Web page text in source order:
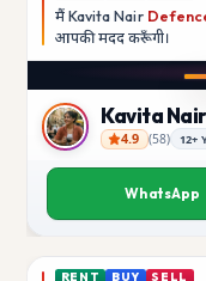
मैं Kavita Nair
आपकी मददकरूँगी।
Kavita Nair
Kavita Nair
4.9 (58) 12+
WhatsApp
RENT BUY SELL